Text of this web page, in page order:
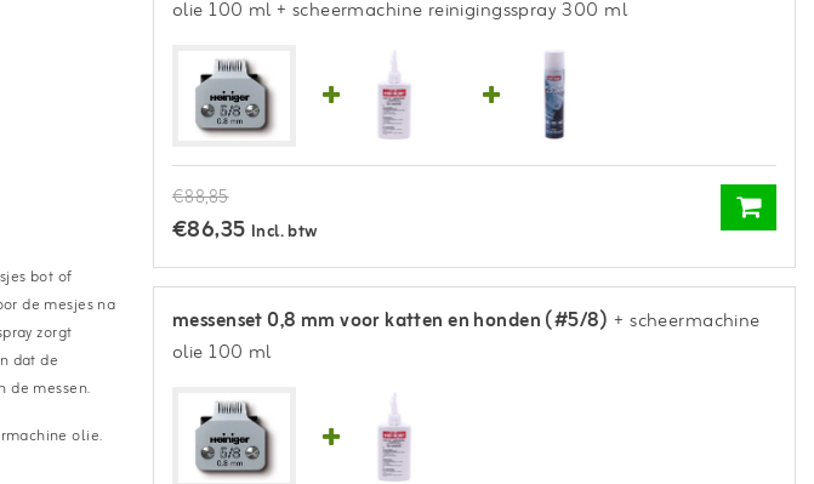
bot of
de mesjes na
zorgt
dat de
de messen.
olie.
olie 100 ml+ scheermachine reinigingsspray 300 ml
€88,85
€86,35 Incl. btw
messenset 0,8 mm voor katten en honden (#5/8) + scheermachine
olie 100 ml